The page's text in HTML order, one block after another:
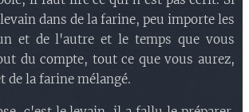
dans de la farine, peu importe les
et de l'autre et le temps que vous
du compte, tout ce que vous aurez,
de la farine mélangé.